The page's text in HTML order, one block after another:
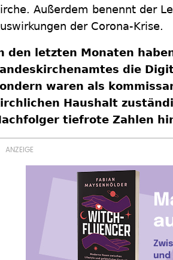
Außerdem benennt der
der Corona-Krise.
den letzten Monaten
die
waren als
Haushalt
tiefrote Zahlen